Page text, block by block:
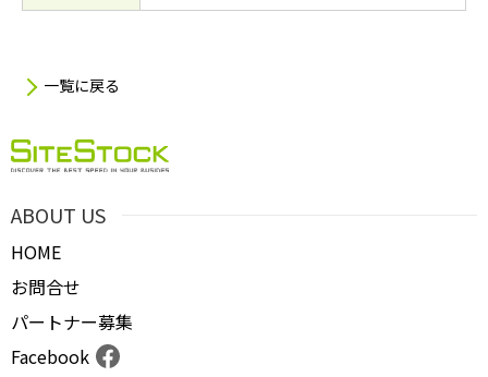
一覧に戻る
ABOUT US
HOME
お問合せ
パートナー募集
Facebook